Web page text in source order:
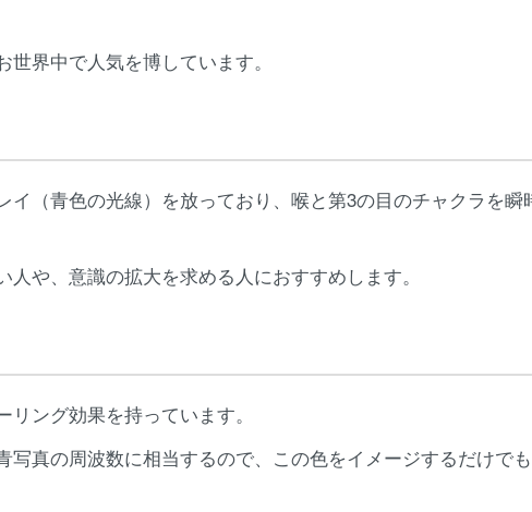
界中で人気を博しています。
（青色の光線）を放っており、喉と第3の目のチャクラを瞬
や、意識の拡大を求める人におすすめします。
ング効果を持っています。
真の周波数に相当するので、この色をイメージするだけで